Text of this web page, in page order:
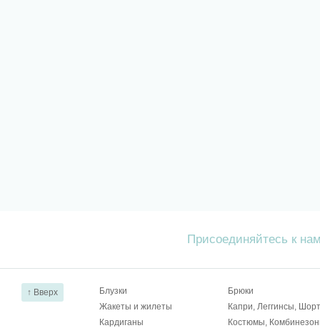
Присоединяйтесь к
↑ Вверх Блузки
Брюки
Жакеты и жилеты
Капри, Леггинсы,
Кардиганы
Костюмы,